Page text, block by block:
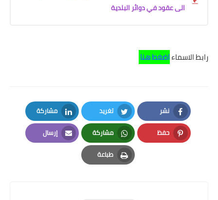
الى عقود في دوائر البلدية
رابط الاسماءاضغط هنا
نشر
Facebook
تغريد
Twitter
مشاركة
LinkedIn
حفظ
Pinterest
مشاركة
Whatsapp
إرسال
Email
طباعة
Print